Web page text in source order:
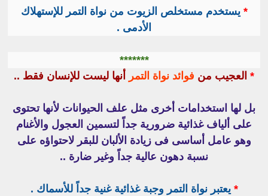
*يستخدم مستخلص الزيوت من نواة التمر للإستهلاك
الأدمى .
*******
* العجيب من فوائد نواة التمر أنها ليست للإنسان فقط ..
بل لها استخدامات أخرى مثل علف الحيوانات لأنها تحتوى
على ألياف غذائية ضرورية جداً لتسمين العجول والأغنام
وهو عامل أساسى فى زيادة الألبان للبقر لاحتواؤه على
نسبة دهون عالية جداً وغير ضارة ..
*يعتبر نواة التمر وجبة غذائية غنية جداً للأسماك .